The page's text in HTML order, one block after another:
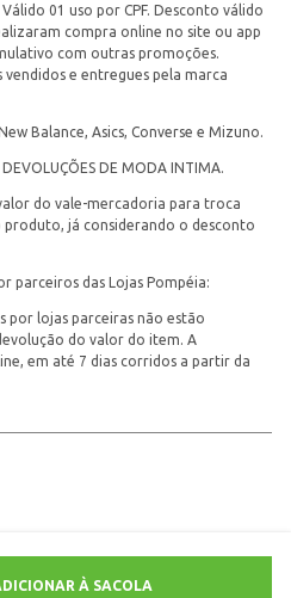
À SACOLA
01 uso por CPF. Desconto válido
compra online no site ou app
com outras promoções.
e entregues pela marca
Balance, Asics, Converse e Mizuno.
DE MODA INTIMA.
valor do vale-mercadoria para troca
já considerando o desconto
parceiros das Lojas Pompéia:
por lojas parceiras não estão
do valor do item. A
em até 7 dias corridos a partir da